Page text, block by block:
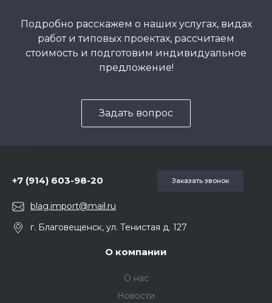
Подробно расскажем о наших услугах, видах
работ и типовых проектах, рассчитаем
стоимость и подготовим индивидуальное
предложение!
Задать вопрос
+7 (914) 603-98-20 Заказать звонок
blag.import@mail.ru
г. Благовещенск, ул. Тенистая д. 127
О компании
О нас
Новости